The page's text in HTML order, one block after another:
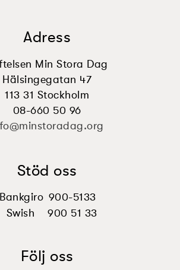
Adress
Min Stora Dag
Hälsingegatan 47
113 31 Stockholm
08-660 50 96
Stöd oss
Bankgiro 900-5133
Swish
900 51 33
Följ oss